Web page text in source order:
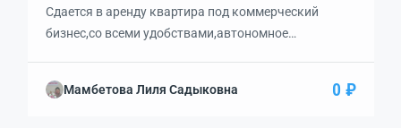
Сдается в аренду квартира под коммерческий
бизнес,со всеми удобствами,автономное
место,вид на Красную горку.
Мамбетова Лиля Садыковна 0 ₽